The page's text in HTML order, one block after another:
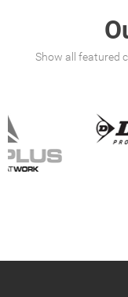
Show all featured